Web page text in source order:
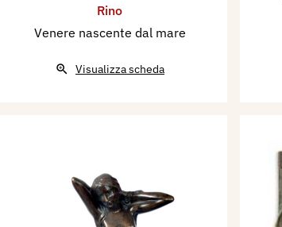
Rino
Venere nascente dal mare
Visualizza scheda